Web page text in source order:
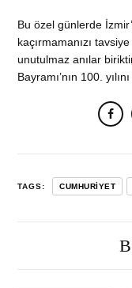
Bu özel günlerde
kaçırmamanızı
unutulmaz anılar
Bayramı’nın 100.
TAGS: CUMHURIYET